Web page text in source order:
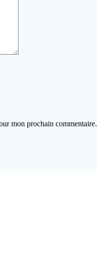
mon prochain commentaire.